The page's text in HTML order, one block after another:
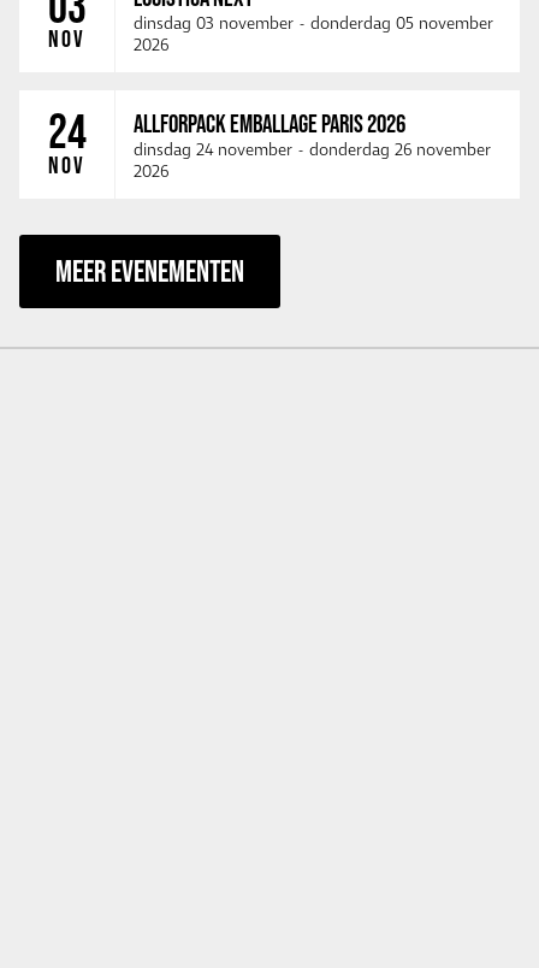
NOV
dinsdag 03 november - donderdag 05 november
2026
24
NOV
ALLFORPACK EMBALLAGE PARIS 2026
dinsdag 24 november - donderdag 26 november
2026
MEER EVENEMENTEN